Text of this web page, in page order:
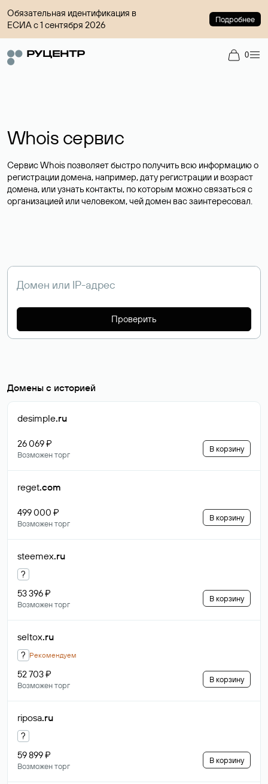
Обязательная идентификация в
ЕСИА с 1 сентября 2026
Подробнее
0
Whois сервис
Сервис Whois позволяет быстро получить всю информацию о
регистрации домена, например, дату регистрации и возраст
домена, или узнать контакты, по которым можно связаться с
организацией или человеком, чей домен вас заинтересовал.
Проверить
Домены с историей
desimple.ru
26 069 ₽
Возможен торг
В корзину
reget.com
499 000 ₽
Возможен торг
В корзину
steemex.ru
?
53 396 ₽
Возможен торг
В корзину
seltox.ru
? Рекомендуем
52 703 ₽
Возможен торг
В корзину
riposa.ru
?
59 899 ₽
Возможен торг
В корзину